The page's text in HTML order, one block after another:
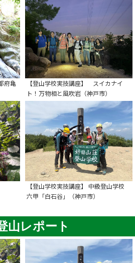
府亀
【登山学校実技講座】 スイカナイ
ト！万物相と風吹岩（神戸市）
【登山学校実技講座】 中級登山学校
六甲「白石谷」（神戸市）
山レポート